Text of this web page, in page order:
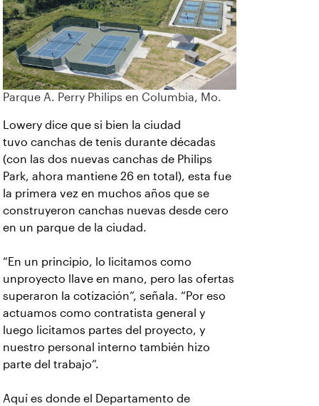
Parque A. Perry Philips en Columbia, Mo.
Lowery dice que si bien la ciudad
tuvo canchas de tenis durante décadas
(con las dos nuevas canchas de Philips
Park, ahora mantiene 26 en total), esta fue
la primera vez en muchos años que se
construyeron canchas nuevas desde cero
en un parque de la ciudad.
“En un principio, lo licitamos como
unproyecto llave en mano, pero las ofertas
superaron la cotización”, señala. “Por eso
actuamos como contratista general y
luego licitamos partes del proyecto, y
nuestro personal interno también hizo
parte del trabajo”.
Aquí es donde el Departamento de